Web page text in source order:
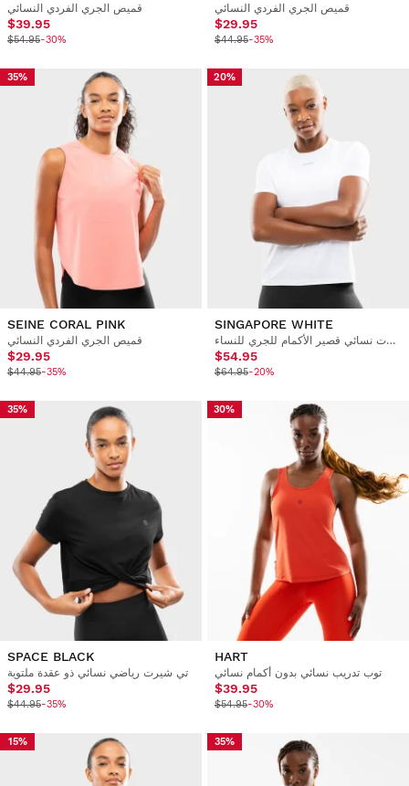
قميص الجري الفردي النسائي
$39.95
$54.95-30%
قميص الجري الفردي النسائي
$29.95
$44.95-35%
35%
SEINE CORAL PINK
قميص الجري الفردي النسائي
$29.95
$44.95-35%
20%
SINGAPORE WHITE
تي شيرت نسائي قصير الأكمام للجري للنساء
$54.95
$64.95-20%
35%
SPACE BLACK
تي شيرت رياضي نسائي ذو عقدة ملتوية
$29.95
$44.95-35%
30%
HART
توب تدريب نسائي بدون أكمام نسائي
$39.95
$54.95-30%
15% 35%